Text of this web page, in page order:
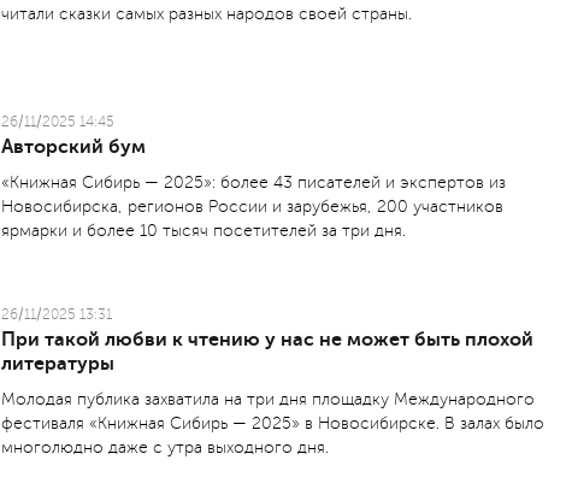
читали сказки самых разных народов своей страны.
26/11/2025 14:45
Авторский бум
«Книжная Сибирь — 2025»: более 43 писателей и экспертов из
Новосибирска, регионов России и зарубежья, 200 участников
ярмарки и более 10 тысяч посетителей за три дня.
26/11/2025 13:31
При такой любви к чтению у нас не может быть плохой
литературы
Молодая публика захватила на три дня площадку Международного
фестиваля «Книжная Сибирь — 2025» в Новосибирске. В залах было
многолюдно даже с утра выходного дня.